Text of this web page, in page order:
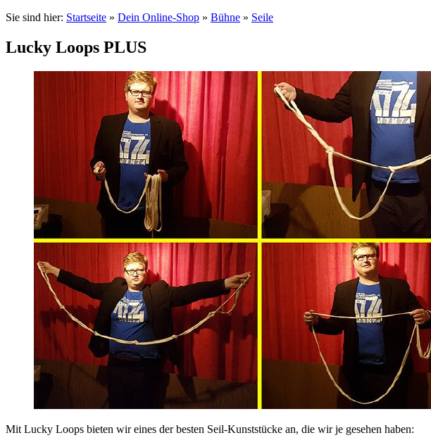
Sie sind hier: Startseite » Dein Online-Shop » Bühne » Seile
Lucky Loops PLUS
Mit Lucky Loops bieten wir eines der besten Seil-Kunststücke an, die wir je gesehen haben: